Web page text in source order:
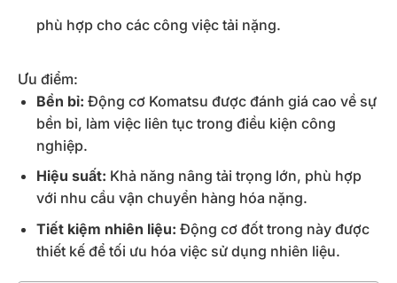
phù hợp cho các công việc tải nặng.
Ưu điểm:
Bền bỉ: Động cơ Komatsu được đánh giá cao về sự
bền bỉ, làm việc liên tục trong điều kiện công
nghiệp.
Hiệu suất: Khả năng nâng tải trọng lớn, phù hợp
với nhu cầu vận chuyển hàng hóa nặng.
Tiết kiệm nhiên liệu: Động cơ đốt trong này được
thiết kế để tối ưu hóa việc sử dụng nhiên liệu.